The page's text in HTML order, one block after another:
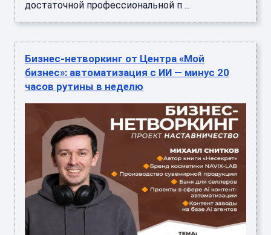
достаточной профессиональной п ...
Бизнес‑нетворкинг от Центра «Мой
бизнес»: автоматизация с ИИ — минус 20
часов рутины в неделю